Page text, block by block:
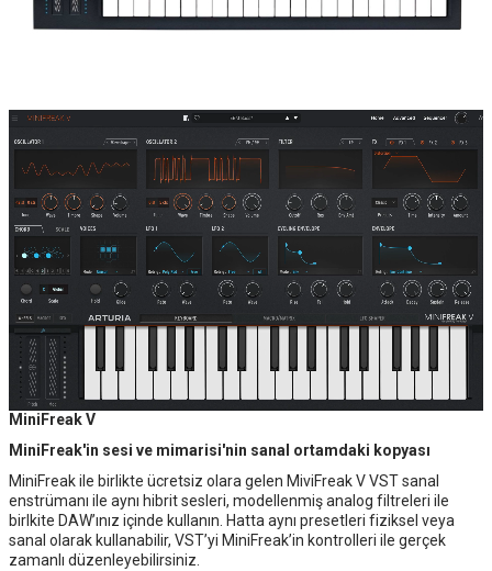
MiniFreak V
MiniFreak'in sesi ve mimarisi'nin sanal ortamdaki kopyası
MiniFreak ile birlikte ücretsiz olara gelen MiviFreak V VST sanal
enstrümanı ile aynı hibrit sesleri, modellenmiş analog filtreleri ile
birlkite DAW’ınız içinde kullanın. Hatta aynı presetleri fiziksel veya
sanal olarak kullanabilir, VST’yi MiniFreak’in kontrolleri ile gerçek
zamanlı düzenleyebilirsiniz.